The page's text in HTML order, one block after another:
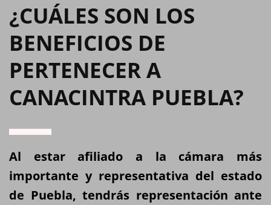
¿CUÁLES SON LOS
BENEFICIOS DE
PERTENECER A
CANACINTRA PUEBLA?
Al estar afiliado a la cámara más
importante y representativa del estado
de Puebla, tendrás representación ante